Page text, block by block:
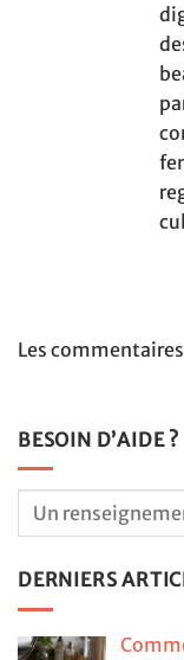
Les
BESOIN D’AIDE ?
DERNIERS